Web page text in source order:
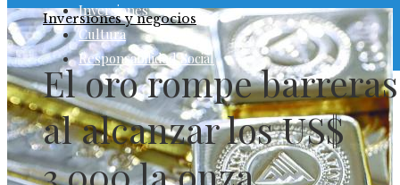
Inversiones
Cultura
Responsabilidad Social
Inversiones y negocios
El oro rompe barreras
al alcanzar los US$